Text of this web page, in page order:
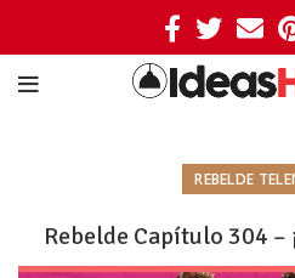
REBELDE
Rebelde Capítulo 304